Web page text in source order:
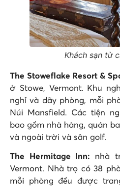
Khách sạn từ
The Stoweflake Resort &
ở Stowe, Vermont. Khu
nghỉ và dãy phòng, mỗi
Núi Mansfield. Các tiện
bao gồm nhà hàng, quán
và ngoài trời và sân golf.
The Hermitage Inn: nhà
Vermont. Nhà trọ có 38
mỗi phòng đều được